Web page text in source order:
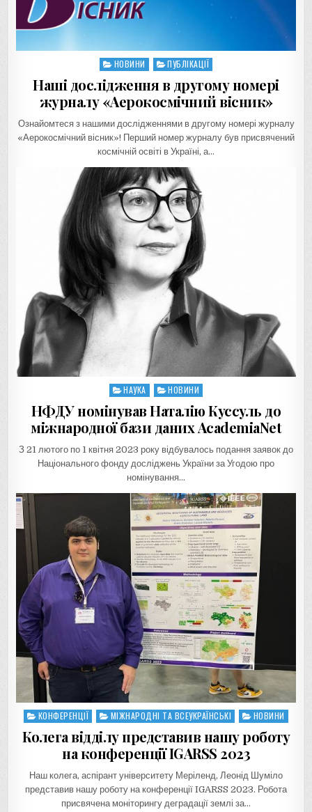
Posted
in
НОВИНИ ПУБЛІКАЦІЇ
Наші дослідження в другому номері
журналу «Аерокосмічний вісник»
Ознайомтеся з нашими дослідженнями в другому номері журналу
«Аерокосмічний вісник»! Перший номер журналу був присвячений
космічній освіті в Україні, а…
Posted
НАУКА НОВИНИ
НФДУ номінував Наталію Куссуль до
міжнародної бази даних AcademiaNet
З 21 лютого по 1 квітня 2023 року відбувалось подання заявок до
Національного фонду досліджень України за Угодою про
номінування…
Posted
in
КОНФЕРЕНЦІЇ МІЖНАРОДНІ ТА ВСЕУКРАЇНСЬКІ НОВИНИ
Колега відділу представив нашу роботу
на конференції IGARSS 2023
Наш колега, аспірант університету Меріленд, Леонід Шуміло
представив нашу роботу на конференції IGARSS 2023. Робота
присвячена моніторингу деградації землі за…